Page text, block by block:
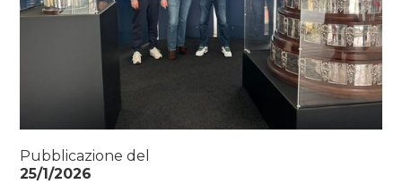
Pubblicazione del
25/1/2026